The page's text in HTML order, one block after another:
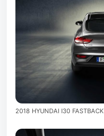
2018 HYUNDAI I30 FASTBACK